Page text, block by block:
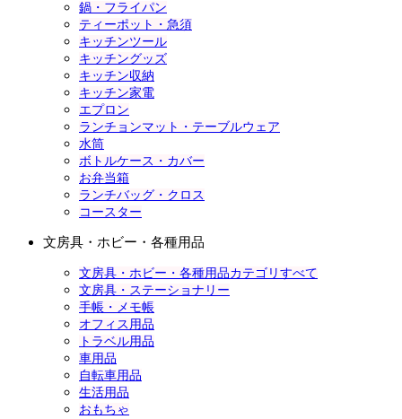
鍋・フライパン
ティーポット・急須
キッチンツール
キッチングッズ
キッチン収納
キッチン家電
エプロン
ランチョンマット・テーブルウェア
水筒
ボトルケース・カバー
お弁当箱
ランチバッグ・クロス
コースター
文房具・ホビー・各種用品
文房具・ホビー・各種用品カテゴリすべて
文房具・ステーショナリー
手帳・メモ帳
オフィス用品
トラベル用品
車用品
自転車用品
生活用品
おもちゃ